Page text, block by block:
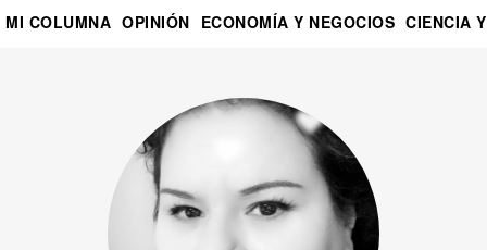
MI COLUMNA OPINIÓN ECONOMÍA Y NEGOCIOS CIENCIA